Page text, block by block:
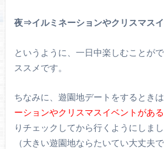
夜⇒イルミネーションやクリスマスイ
というように、一日中楽しむことが
ススメです。
ちなみに、遊園地デートをするとき
ーションやクリスマスイベントがある
りチェックしてから行くようにしまし
（大きい遊園地ならたいてい大丈夫で